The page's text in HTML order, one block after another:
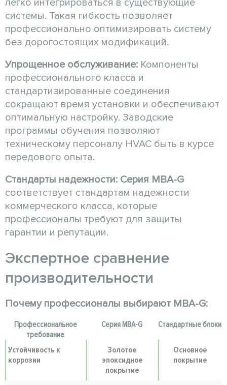
легко интегрироваться в существующие
системы. Такая гибкость позволяет
профессионально оптимизировать систему
без дорогостоящих модификаций.
Упрощенное обслуживание: Компоненты
профессионального класса и
стандартизированные соединения
сокращают время установки и обеспечивают
оптимальную настройку. Заводские
программы обучения позволяют
техническому персоналу HVAC быть в курсе
передового опыта.
Стандарты надежности: Серия MBA-G
соответствует стандартам надежности
коммерческого класса, которые
профессионалы требуют для защиты
гарантии и репутации.
Экспертное сравнение
производительности
Почему профессионалы выбирают MBA-G:
Профессиональное
требование
Серия MBA-G Стандартные блоки
Устойчивость к
коррозии
Золотое
эпоксидное
покрытие
Основное
покрытие